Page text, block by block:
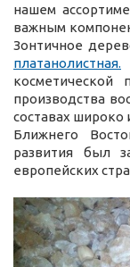
нашем
важным
Зонтичное
платанолистная.
косметической
производства
составах
Ближнего
развития был
европейских